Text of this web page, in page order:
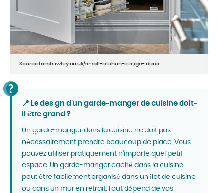
Source:tomhowley.co.uk/small-kitchen-design-ideas
📍 Le design d'un garde-manger de cuisine doit-
il être grand ?
Un garde-manger dans la cuisine ne doit pas
nécessairement prendre beaucoup de place. Vous
pouvez utiliser pratiquement n'importe quel petit
espace. Un garde-manger caché dans la cuisine
peut être facilement organisé dans un îlot de cuisine
ou dans un mur en retrait. Tout dépend de vos